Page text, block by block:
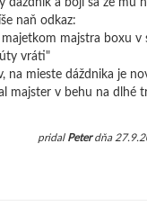
dáždnik a bojí sa že mu
naň odkaz:
majstra boxu v
vráti"
na mieste dáždnika je
majster v behu na dlhé
pridal Peterdňa